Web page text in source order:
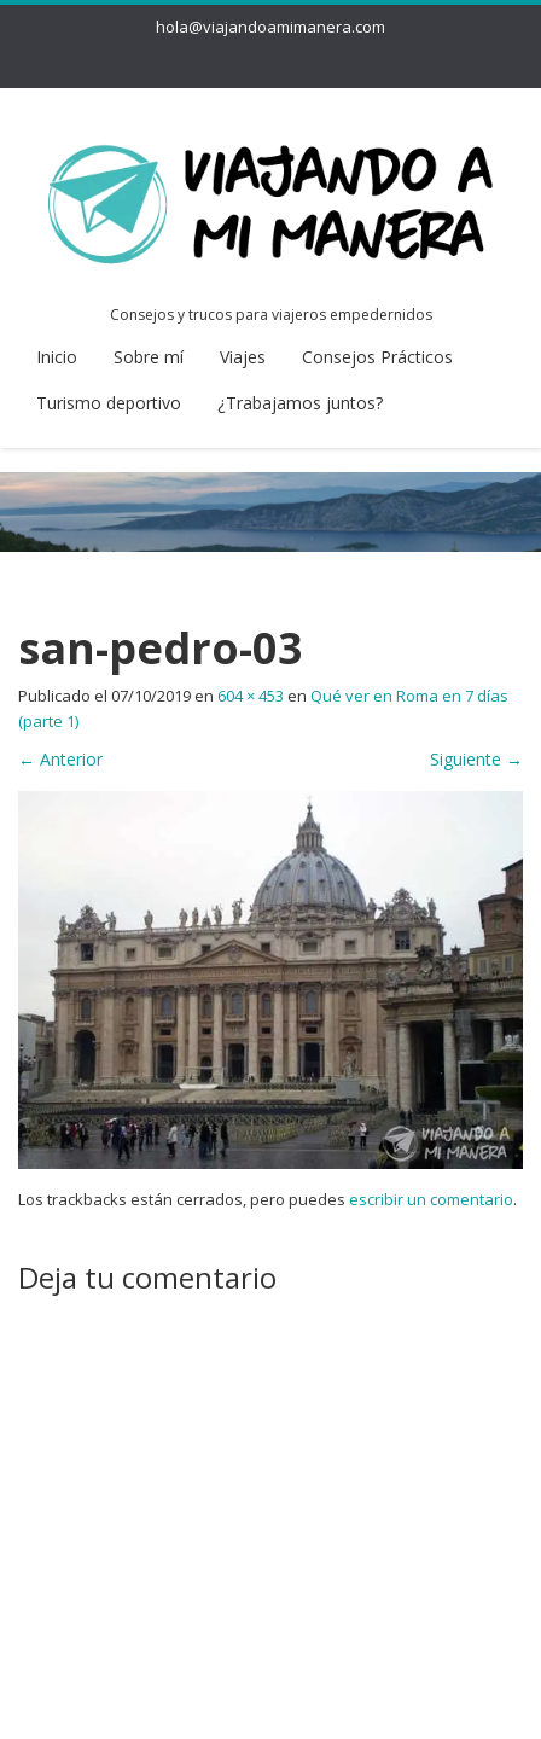
hola@viajandoamimanera.com
Consejos y trucos para viajeros empedernidos
Inicio Sobre mí Viajes
Consejos Prácticos
Turismo deportivo
¿Trabajamos juntos?
san-pedro-03
Publicado el 07/10/2019en 604 × 453 en Qué ver en Roma en 7 días
(parte 1)
← Anterior Siguiente →
Los trackbacks están cerrados, pero puedes escribir un comentario.
Deja tu comentario